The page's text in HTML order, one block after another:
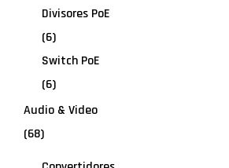
Divisores PoE
(6)
Switch PoE
(6)
Audio & Video
(68)